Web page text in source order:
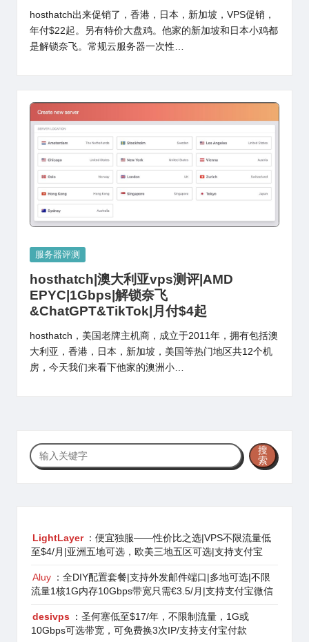
hosthatch出来促销了，香港，日本，新加坡，VPS促销，
年付$22起。另有特价大盘鸡。他家的新加坡和日本小鸡都
是解锁奈飞。常规云服务器一次性…
Posted
服务器评测
hosthatch|澳大利亚vps测评|AMD
EPYC|1Gbps|解锁奈飞
&ChatGPT&TikTok|月付$4起
hosthatch，美国老牌主机商，成立于2011年，拥有包括澳
大利亚，香港，日本，新加坡，美国等热门地区共12个机
房，今天我们来看下他家的澳洲小…
搜
索
搜
索
LightLayer ：便宜独服——性价比之选|VPS不限流量低
至$4/月|亚洲五地可选，欧美三地五区可选|支持支付宝
Aluy ：全DIY配置套餐|支持外发邮件端口|多地可选|不限
流量1核1G内存10Gbps带宽只需€3.5/月|支持支付宝微信
desivps
：圣何塞低至$17/年，不限制流量，1G或
10Gbps可选带宽，可免费换3次IP/支持支付宝付款